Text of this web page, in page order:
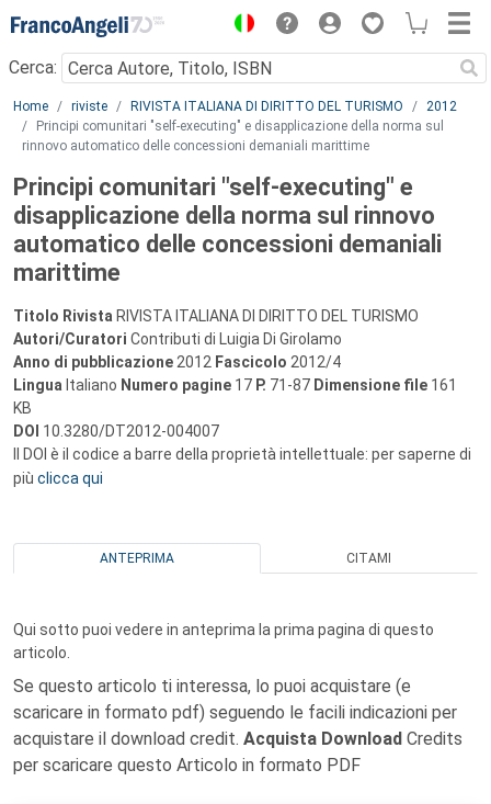
Menu
Cerca:
Main content
Home riviste RIVISTA ITALIANA DI DIRITTO DEL TURISMO
2012
Principi comunitari "self-executing" e disapplicazione della norma sul
rinnovo automatico delle concessioni demaniali marittime
Principi comunitari "self-executing" e
disapplicazione della norma sul rinnovo
automatico delle concessioni demaniali
marittime
Titolo Rivista RIVISTA ITALIANA DI DIRITTO DEL TURISMO
Autori/Curatori Contributi di Luigia Di Girolamo
Anno di pubblicazione 2012 Fascicolo 2012/4
Lingua Italiano Numero pagine 17 P. 71-87 Dimensione file 161
KB
DOI 10.3280/DT2012-004007
Il DOI è il codice a barre della proprietà intellettuale: per saperne di
più clicca qui
ANTEPRIMA CITAMI
Qui sotto puoi vedere in anteprima la prima pagina di questo
articolo.
Se questo articolo ti interessa, lo puoi acquistare (e
scaricare in formato pdf) seguendo le facili indicazioni per
acquistare il download credit. Acquista Download Credits
per scaricare questo Articolo in formato PDF